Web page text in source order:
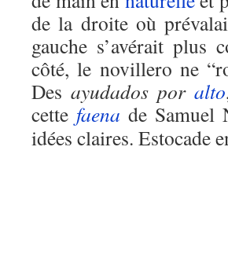
de la droite où
gauche s’avérait plus
côté, le novillero ne
Des ayudados por alto
cette faena de Samuel
idées claires. Estocade